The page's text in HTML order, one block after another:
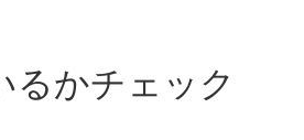
るかチェック